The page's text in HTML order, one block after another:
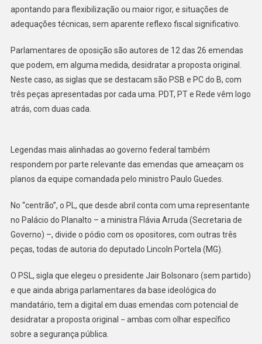
apontando para flexibilização ou maior rigor, e situações de
adequações técnicas, sem aparente reflexo fiscal significativo.
Parlamentares de oposição são autores de 12 das 26 emendas
que podem, em alguma medida, desidratar a proposta original.
Neste caso, as siglas que se destacam são PSB e PC do B, com
três peças apresentadas por cada uma. PDT, PT e Rede vêm logo
atrás, com duas cada.
Legendas mais alinhadas ao governo federal também
respondem por parte relevante das emendas que ameaçam os
planos da equipe comandada pelo ministro Paulo Guedes.
No “centrão”, o PL, que desde abril conta com uma representante
no Palácio do Planalto – a ministra Flávia Arruda (Secretaria de
Governo) –, divide o pódio com os opositores, com outras três
peças, todas de autoria do deputado Lincoln Portela (MG).
O PSL, sigla que elegeu o presidente Jair Bolsonaro (sem partido)
e que ainda abriga parlamentares da base ideológica do
mandatário, tem a digital em duas emendas com potencial de
desidratar a proposta original − ambas com olhar específico
sobre a segurança pública.